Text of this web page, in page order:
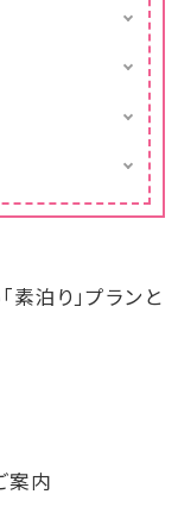
可能性が
います。
泊り」プランと
案内